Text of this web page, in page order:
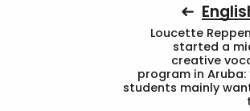
Loucette
started a
creative
program in Aruba:
students mainly